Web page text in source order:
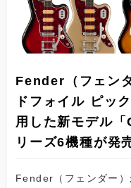
Fender（フェン
ドフォイル ピッ
用した新モデル
リーズ6機種が発
Fender（フェンダー